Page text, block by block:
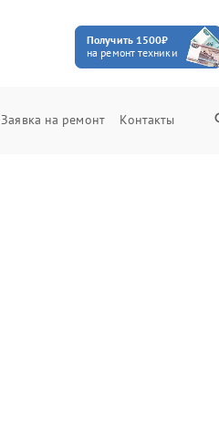
Получить 1500₽
на ремонт техники
Заявка на ремонт Контакты